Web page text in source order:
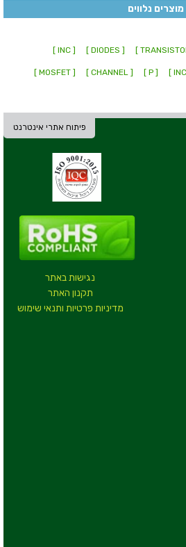
מוצרים נלווים
[ DIODES ]
[ INC ]
[ P ]
[ CHANNEL ]
[ MOSFET ]
פיתוח אתרי אינטרנט
נגישות באתר
תקנון האתר
מדיניות פרטיות ותנאי שימוש